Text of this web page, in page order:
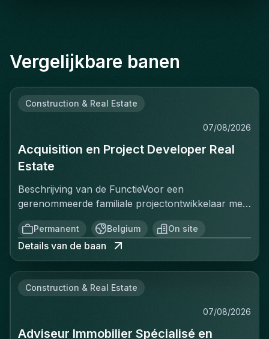
Vergelijkbare banen
Construction & Real Estate
07/08/2026
Acquisition en Project Developer Real
Estate
Beschrijving van de FunctieVoor een
gerenommeerde familiale projectontwikkelaar met
een sterke positie op de Belgische vastgoedmarkt,
zoekt een ervaren Projectontwikkelaar die
onmiddellijk impact kan maken. In deze rol ben je
verantwoordelijk voor het identificeren, acquisitie
verschillende segmenten: residentieel, kantoren,
samen met stakeholders zoals eigenaars,
gemeenten, investeerders en architecten om
Permanent Belgium On site
Details van de baan
Construction & Real Estate
07/08/2026
Adviseur Immobilier Spécialisé en